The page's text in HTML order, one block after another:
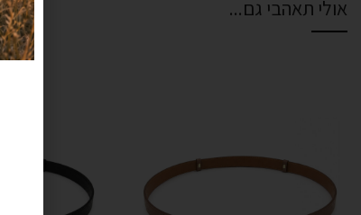
אולי תאהבי גם...